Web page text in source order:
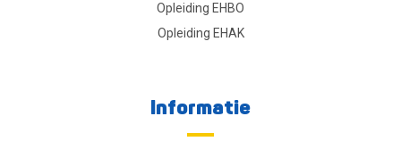
Opleiding EHBO
Opleiding EHAK
Informatie